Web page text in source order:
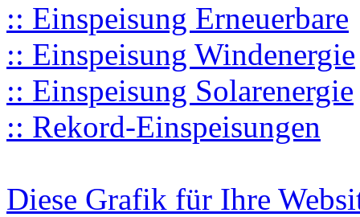
:: Einspeisung Erneuerbare
:: Einspeisung Windenergie
:: Einspeisung Solarenergie
:: Rekord-Einspeisungen
Diese Grafik für Ihre